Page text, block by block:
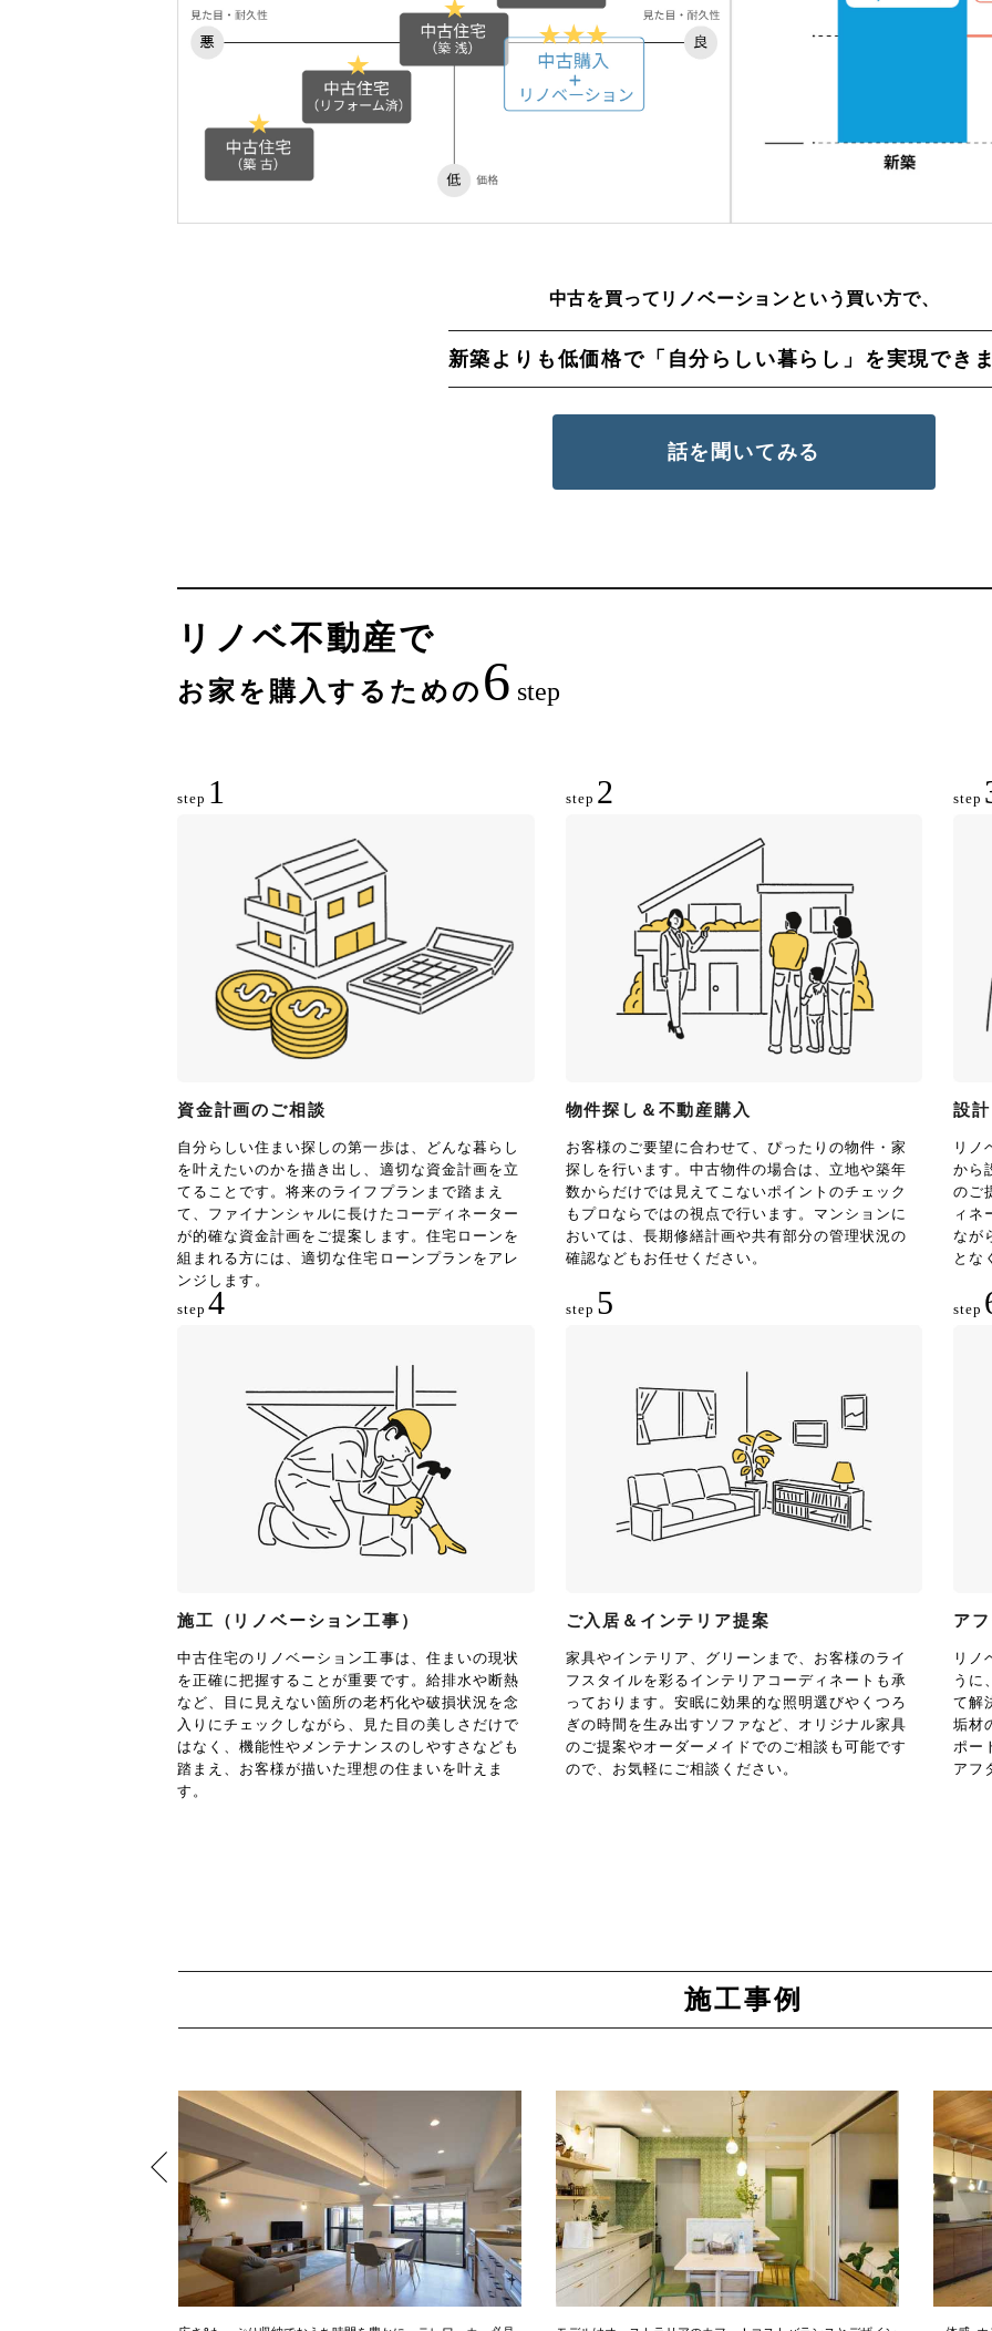
中古を買ってリノベーションという買い方で、
新築よりも低価格で「自分らしい暮らし」を実現できま
話を聞いてみる
リノベ不動産で
お家を購入するための 6 step
step 1
資金計画のご相談
自分らしい住まい探しの第一歩は、どんな暮らし
を叶えたいのかを描き出し、適切な資金計画を立
てることです。将来のライフプランまで踏まえ
て、ファイナンシャルに長けたコーディネーター
が的確な資金計画をご提案します。住宅ローンを
組まれる方には、適切な住宅ローンプランをアレ
ンジします。
step 2
物件探し＆不動産購入
お客様のご要望に合わせて、ぴったりの物件・家
探しを行います。中古物件の場合は、立地や築年
数からだけでは見えてこないポイントのチェック
もプロならではの視点で行います。マンションに
おいては、長期修繕計画や共有部分の管理状況の
確認などもお任せください。
step
設
リノ
から
のご
ィネ
なが
とな
step 4
施工（リノベーション工事）
中古住宅のリノベーション工事は、住まいの現状
を正確に把握することが重要です。給排水や断熱
など、目に見えない箇所の老朽化や破損状況を念
入りにチェックしながら、見た目の美しさだけで
はなく、機能性やメンテナンスのしやすさなども
踏まえ、お客様が描いた理想の住まいを叶えま
す。
step 5
ご入居＆インテリア提案
家具やインテリア、グリーンまで、お客様のライ
フスタイルを彩るインテリアコーディネートも承
っております。安眠に効果的な照明選びやくつろ
ぎの時間を生み出すソファなど、オリジナル家具
のご提案やオーダーメイドでのご相談も可能です
ので、お気軽にご相談ください。
step
ア
リノ
うに
て解
垢材
ポー
アフ
施工事例